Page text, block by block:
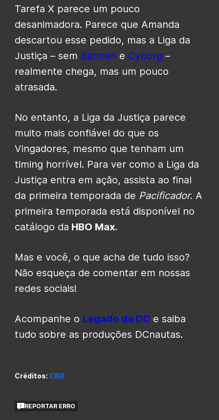
Tarefa X parece um pouco
desanimadora. Parece que Amanda
descartou esse pedido, mas a Liga da
Justiça – sem Batman e Cyborg –
realmente chega, mas um pouco
atrasada.
No entanto, a Liga da Justiça parece
muito mais confiável do que os
Vingadores, mesmo que tenham um
timing horrível. Para ver como a Liga da
Justiça entra em ação, assista ao final
da primeira temporada de Pacificador. A
primeira temporada está disponível no
catálogo da HBO Max.
Mas e você, o que acha de tudo isso?
Não esqueça de comentar em nossas
redes sociais!
Acompanhe o Legado da DC e saiba
tudo sobre as produções DCnautas.
Créditos: CBR
REPORTAR ERRO